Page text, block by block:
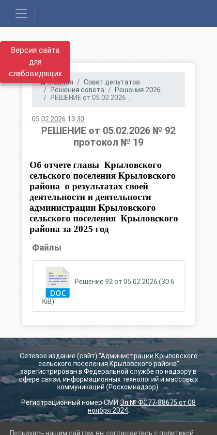
Версия сайта
для
слабовидящих
Главная
Совет депутатов
Решения совета
Решения 2026
РЕШЕНИЕ от 05.02.2026 ...
05.02.2026 13:30
РЕШЕНИЕ от 05.02.2026 № 92
протокол № 19
Об отчете главы Крыловского
сельского поселения Крыловского
района о результатах своей
деятельности и деятельности
администрации Крыловского
сельского поселения Крыловского
района за 2025 год
Файлы
Решение 92 от 05.02.2026 (30.6
KiB)
Сетевое издание (сайт) "Администрации Крыловского
сельского поселения Крыловского района"
зарегистрирован в Федеральной службе по надзору в
сфере связи, информационных технологий и массовых
коммуникаций (Роскомнадзор).
Регистрационный номер СМИ Эл № ФС77-88675 от 08
ноября 2024
Пользуясь нашим сайтом, вы соглашаетесь с политикой